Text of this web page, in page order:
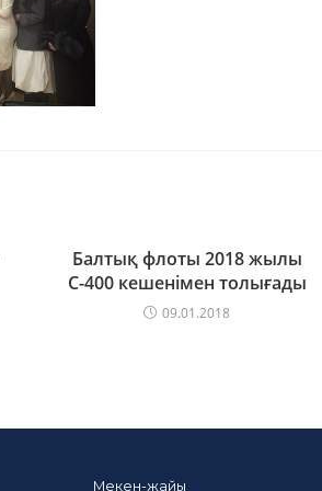
Балтық флоты 2018 жылы
С-400 кешенімен толығады
09.01.2018
Мекен-жайы